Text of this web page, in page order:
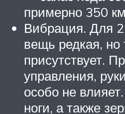
примерно 350
Вибрация. Для
вещь редкая, но
присутствует.
управления,
особо не
ноги, а также